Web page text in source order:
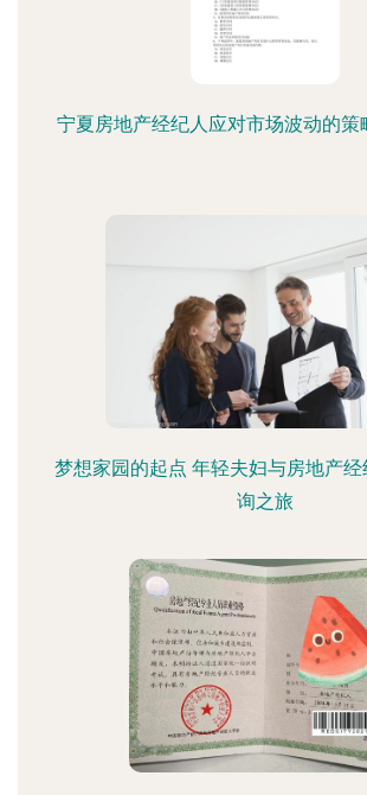
宁夏房地产经纪人应对市场波动的策
梦想家园的起点 年轻夫妇与房地产
询之旅